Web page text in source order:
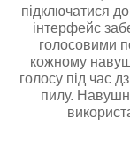
підключатися
інтерфейс
голосовими
кожному
голосу під час
пилу.